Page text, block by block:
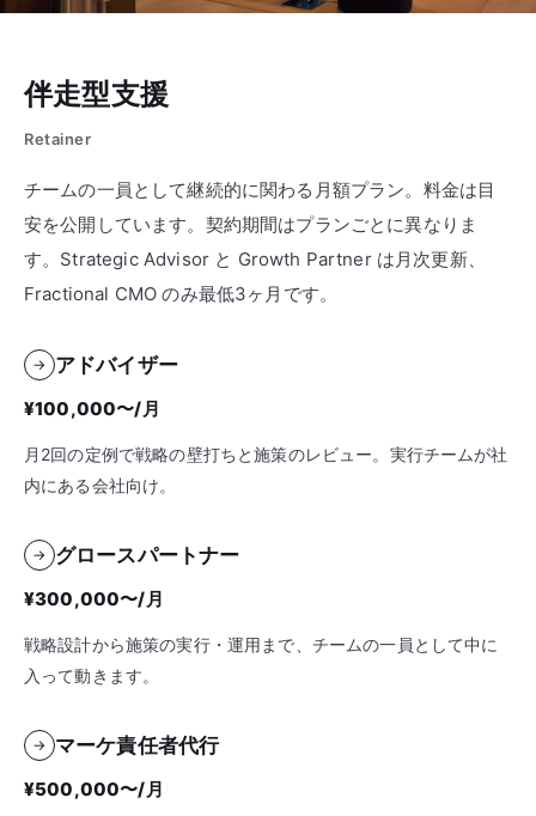
伴走型支援
Retainer
チームの一員として継続的に関わる月額プラン。料金は目
安を公開しています。契約期間はプランごとに異なりま
す。Strategic Advisor と Growth Partner は月次更新、
Fractional CMO のみ最低3ヶ月です。
→ アドバイザー
¥100,000〜/月
月2回の定例で戦略の壁打ちと施策のレビュー。実行チームが社
内にある会社向け。
→ グロースパートナー
¥300,000〜/月
戦略設計から施策の実行・運用まで、チームの一員として中に
入って動きます。
→ マーケ責任者代行
¥500,000〜/月